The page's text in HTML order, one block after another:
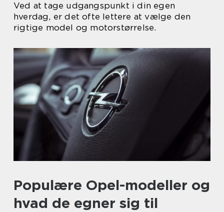
Ved at tage udgangspunkt i din egen
hverdag, er det ofte lettere at vælge den
rigtige model og motorstørrelse.
Populære Opel-modeller og
hvad de egner sig til